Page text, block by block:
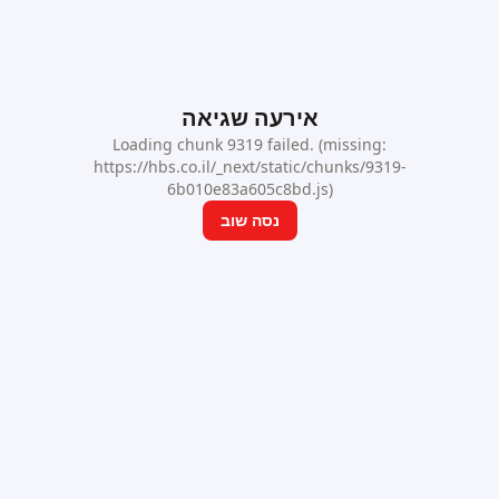
אירעה שגיאה
Loading chunk 9319 failed. (missing:
https://hbs.co.il/_next/static/chunks/9319-
6b010e83a605c8bd.js)